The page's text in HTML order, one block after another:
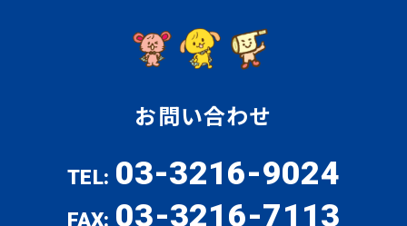
お問い合わせ
TEL: 03-3216-9024
FAX: 03-3216-7113